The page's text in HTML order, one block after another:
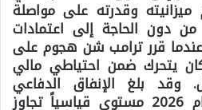
وقدرته على مواصلة
من دون الحاجة إلى اعتمادات
قرر ترامب شن هجوم على
يتحرك ضمن احتياطي مالي
وقد بلغ الإنفاق الدفاعي
الأميركي في موازنة عام 2026 مستوى قياسياً تجاوز